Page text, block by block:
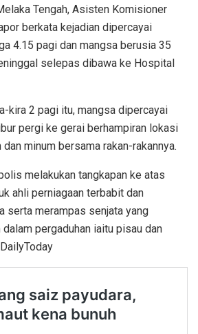
Tengah, Asisten Komisioner
berkata kejadian dipercayai
4.15 pagi dan mangsa berusia 35
selepas dibawa ke Hospital
kira 2 pagi itu, mangsa dipercayai
pergi ke gerai berhampiran lokasi
dan minum bersama rakan-rakannya.
melakukan tangkapan ke atas
ahli perniagaan terbabit dan
serta merampas senjata yang
pergaduhan iaitu pisau dan